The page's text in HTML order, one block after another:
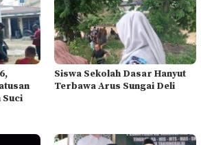
Suci
Siswa Sekolah Dasar Hanyut
Terbawa Arus Sungai Deli